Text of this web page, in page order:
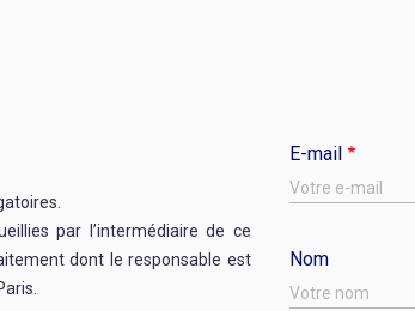
par l’intermédiaire de ce
dont le responsable est
E-mail
Nom